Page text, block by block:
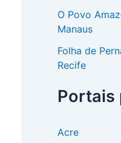
O Povo
Manaus
Folha de
Recife
Portais
Acre